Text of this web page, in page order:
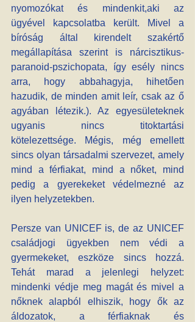
nyomozókat és mindenkit,aki az
ügyével kapcsolatba került. Mivel a
bíróság által kirendelt szakértő
megállapítása szerint is nárcisztikus-
paranoid-pszichopata, így esély nincs
arra, hogy abbahagyja, hihetően
hazudik, de minden amit leír, csak az ő
agyában létezik.). Az egyesületeknek
ugyanis nincs titoktartási
kötelezettsége. Mégis, még emellett
sincs olyan társadalmi szervezet, amely
mind a férfiakat, mind a nőket, mind
pedig a gyerekeket védelmezné az
ilyen helyzetekben.
Persze van UNICEF is, de az UNICEF
családjogi ügyekben nem védi a
gyermekeket, eszköze sincs hozzá.
Tehát marad a jelenlegi helyzet:
mindenki védje meg magát és mivel a
nőknek alapból elhiszik, hogy ők az
áldozatok, a férfiaknak és